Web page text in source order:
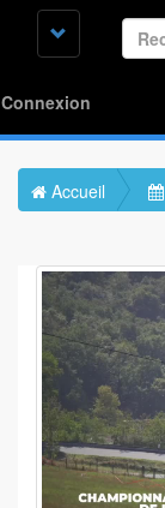
Accueil